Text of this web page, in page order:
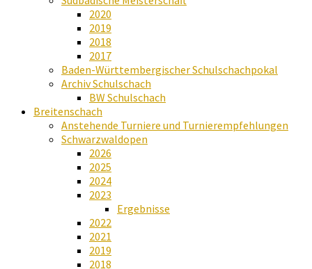
2020
2019
2018
2017
Baden-Württembergischer Schulschachpokal
Archiv Schulschach
BW Schulschach
Breitenschach
Anstehende Turniere und Turnierempfehlungen
Schwarzwaldopen
2026
2025
2024
2023
Ergebnisse
2022
2021
2019
2018